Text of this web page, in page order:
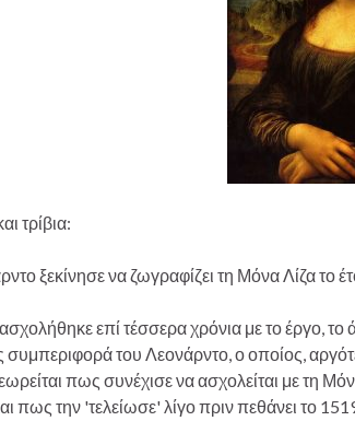
τρίβια:
ξεκίνησε να ζωγραφίζει τη Μόνα Λίζα το
επί τέσσερα χρόνια με το έργο,
του Λεονάρντο, ο οποίος,
πως συνέχισε να ασχολείται με τη
πως την 'τελείωσε' λίγο πριν πεθάνει το